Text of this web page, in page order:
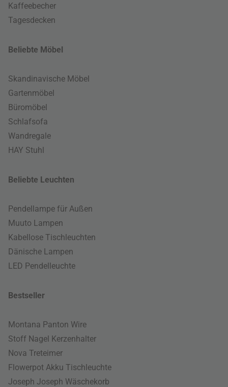
Kaffeebecher
Tagesdecken
Beliebte Möbel
Skandinavische Möbel
Gartenmöbel
Büromöbel
Schlafsofa
Wandregale
HAY Stuhl
Beliebte Leuchten
Pendellampe für Außen
Muuto Lampen
Kabellose Tischleuchten
Dänische Lampen
LED Pendelleuchte
Bestseller
Montana Panton Wire
Stoff Nagel Kerzenhalter
Nova Treteimer
Flowerpot Akku Tischleuchte
Joseph Joseph Wäschekorb